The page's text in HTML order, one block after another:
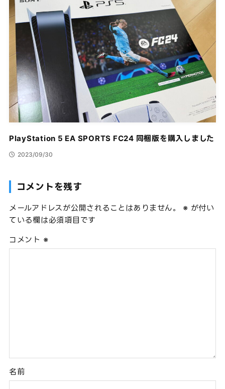
PlayStation 5 EA SPORTS FC24 同梱版を購入しました
2023/09/30
コメントを残す
メールアドレスが公開されることはありません。 ※ が付い
ている欄は必須項目です
コメント ※
名前